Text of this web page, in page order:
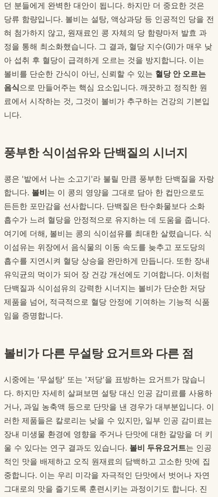
던 분들에게 완벽한 대안이 됩니다. 하지만 더 중요한 것은
당류 함량입니다. 볼비는 설탕, 액상과당 등 인공적인 당을 전
혀 첨가하지 않고, 원재료인 콩 자체의 당 함량마저 발효 과
정을 통해 최소화했습니다. 그 결과, 혈당 지수(GI)가 매우 낮
아 섭취 후 혈당이 급격하게 오르는 것을 방지합니다. 이는
볼비를 단순한 간식이 아닌, 신뢰할 수 있는 혈당 안 오르는
음식으로 만들어주는 핵심 요소입니다. 깨끗하고 정직한 원
료에서 시작하는 것, 그것이 볼비가 추구하는 건강의 기본입
니다.
풍부한 식이섬유와 단백질의 시너지
콩은 '밭에서 나는 소고기'라 불릴 만큼 풍부한 단백질을 자랑
합니다. 볼비는 이 콩의 영양을 그대로 담아 한 컵만으로도
든든한 포만감을 선사합니다. 단백질은 탄수화물보다 소화
흡수가 느려 혈당을 안정적으로 유지하는 데 도움을 줍니다.
여기에 더해, 볼비는 콩의 식이섬유를 최대한 살렸습니다. 식
이섬유는 위장에서 음식물의 이동 속도를 늦추고 포도당의
흡수를 지연시켜 혈당 상승을 완만하게 만듭니다. 또한 장내
유익균의 먹이가 되어 장 건강 개선에도 기여합니다. 이처럼
단백질과 식이섬유의 강력한 시너지는 볼비가 단순한 저당
제품을 넘어, 적극적으로 혈당 안정에 기여하는 기능적 식품
임을 증명합니다.
볼비가 다른 무설탕 요거트와 다른 점
시중에는 '무설탕' 또는 '저당'을 표방하는 요거트가 많습니
다. 하지만 자세히 살펴보면 설탕 대신 인공 감미료를 사용하
거나, 과일 농축액 등으로 단맛을 낸 경우가 대부분입니다. 이
러한 제품들은 칼로리는 낮을 수 있지만, 일부 인공 감미료는
장내 미생물 환경에 영향을 주거나 단맛에 대한 갈망을 더 키
울 수 있다는 연구 결과도 있습니다. 볼비 두유요거트는 인공
적인 맛을 배제하고 오직 원재료의 담백하고 고소한 맛에 집
중합니다. 이는 우리 미각을 자극적인 단맛에서 벗어나 자연
그대로의 맛을 즐기도록 훈련시키는 과정이기도 합니다. 진